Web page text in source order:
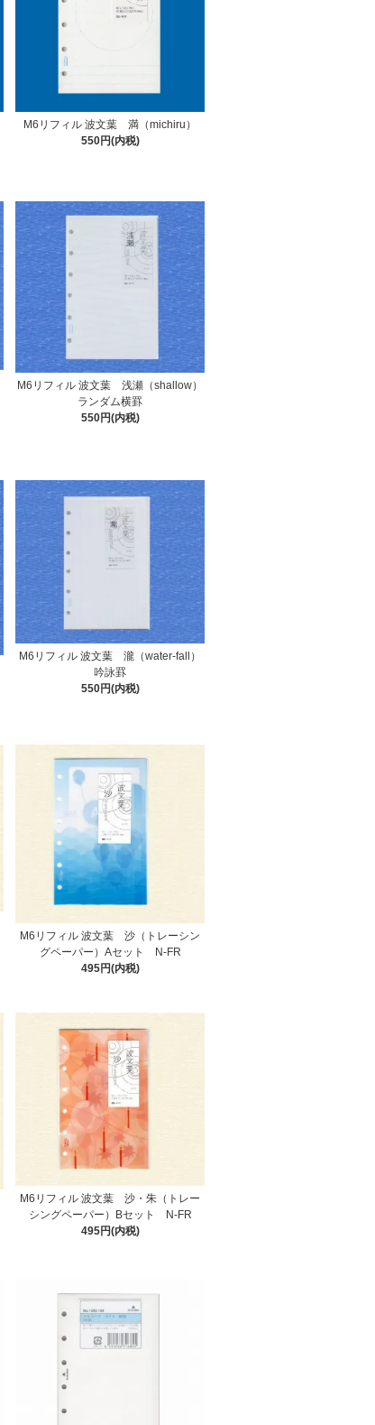
M6リフィル 波文葉 満（michiru）
550円(内税)
M6リフィル 波文葉 浅瀬（shallow）
ランダム横罫
550円(内税)
M6リフィル 波文葉 瀧（water-fall）
吟詠罫
550円(内税)
M6リフィル 波文葉 沙（トレーシン
グペーパー）Aセット N-FR
495円(内税)
M6リフィル 波文葉 沙・朱（トレー
シングペーパー）Bセット N-FR
495円(内税)